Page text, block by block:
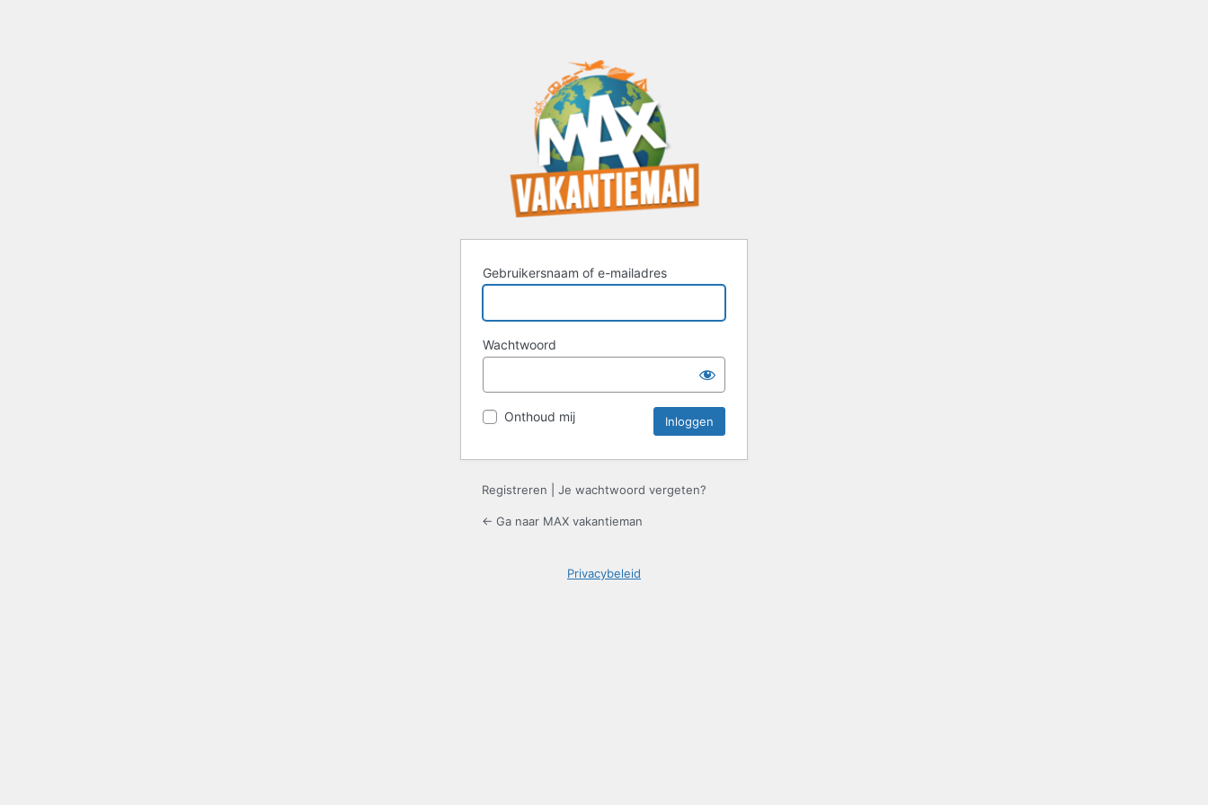
Gebruikersnaam of e-mailadres
Wachtwoord
Onthoud mij
Registreren Je wachtwoord vergeten?
← Ga naar MAX vakantieman
Privacybeleid